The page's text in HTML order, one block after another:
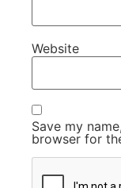
Website
Save my
browser for